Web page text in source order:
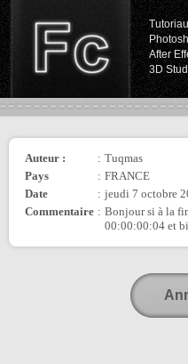
After
3D
Auteur : : Tuqmas
Pays
: FRANCE
Date
: jeudi 7 octobre
Commentaire : Bonjour si à la
00:00:00:04 et